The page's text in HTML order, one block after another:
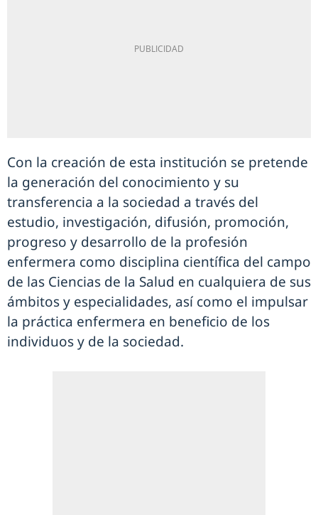
Con la creación de esta institución se pretende
la generación del conocimiento y su
transferencia a la sociedad a través del
estudio, investigación, difusión, promoción,
progreso y desarrollo de la profesión
enfermera como disciplina científica del campo
de las Ciencias de la Salud en cualquiera de sus
ámbitos y especialidades, así como el impulsar
la práctica enfermera en beneficio de los
individuos y de la sociedad.